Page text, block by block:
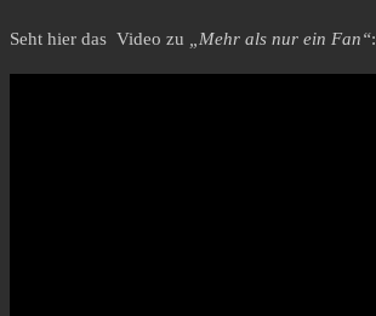
Seht hier das Video zu „Mehr als nur ein Fan“: